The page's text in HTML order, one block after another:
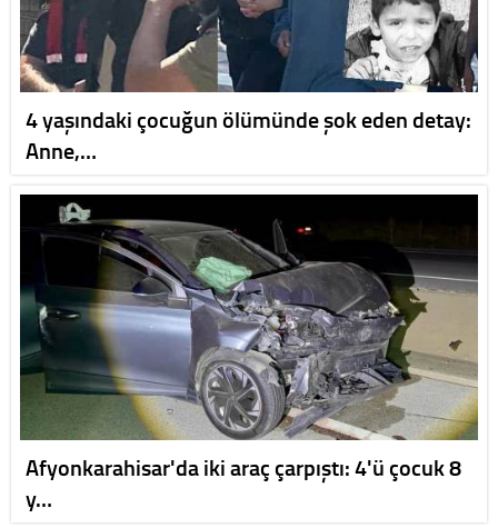
4 yaşındaki çocuğun ölümünde şok eden detay:
Anne,…
Afyonkarahisar'da iki araç çarpıştı: 4'ü çocuk 8
y…